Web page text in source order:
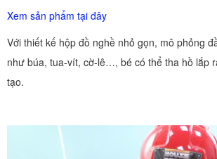
Xem sản phẩm tại đây
Với thiết kế hộp đồ nghề nhỏ gọn, mô phỏng
như búa, tua-vít, cờ-lê…, bé có thể tha hồ lắp
tạo.